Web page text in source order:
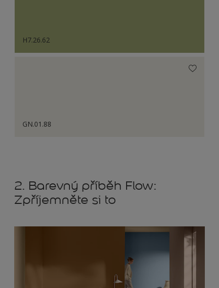
H7.26.62
GN.01.88
2. Barevný příběh Flow:
Zpříjemněte si to